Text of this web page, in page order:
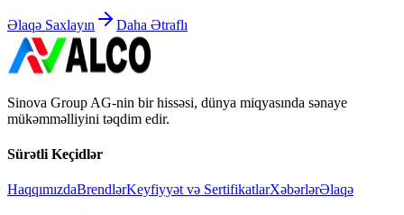
Əlaqə Saxlayın Daha Ətraflı
Sinova Group AG-nin bir hissəsi, dünya miqyasında sənaye
mükəmməlliyini təqdim edir.
Sürətli Keçidlər
HaqqımızdaBrendlərKeyfiyyət və SertifikatlarXəbərlərƏlaqə